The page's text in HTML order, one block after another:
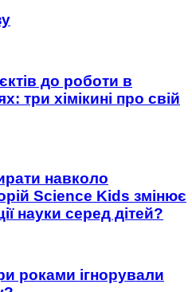
до роботи в
три хімікині про свій
навколо
Science Kids змінює
науки серед дітей?
роками ігнорували